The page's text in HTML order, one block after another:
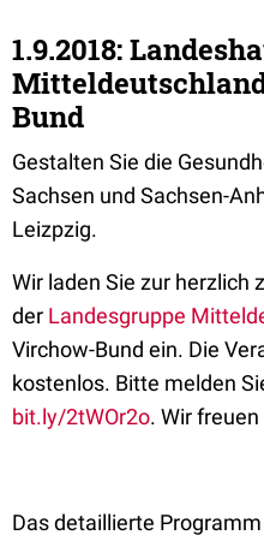
1.9.2018:
Bund
Gestalten Sie die
Sachsen und Sachsen-
Leizpzig.
Wir laden Sie zur herzlich
der Landesgruppe
Virchow-Bund ein. Die
kostenlos. Bitte melden
bit.ly/2tWOr2o. Wir
Das detaillierte